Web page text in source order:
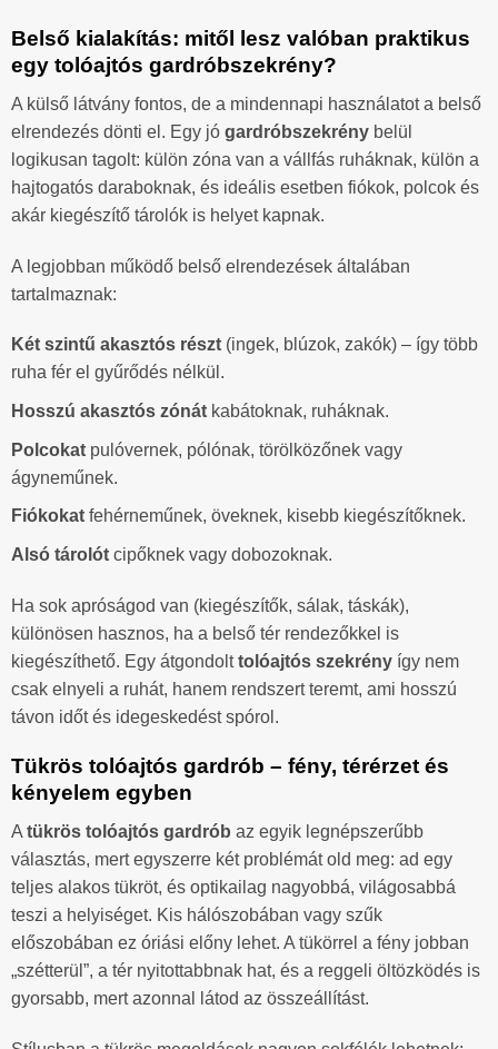
Belső kialakítás: mitől lesz valóban praktikus
egy tolóajtós gardróbszekrény?
A külső látvány fontos, de a mindennapi használatot a belső
elrendezés dönti el. Egy jó gardróbszekrény belül
logikusan tagolt: külön zóna van a vállfás ruháknak, külön a
hajtogatós daraboknak, és ideális esetben fiókok, polcok és
akár kiegészítő tárolók is helyet kapnak.
A legjobban működő belső elrendezések általában
tartalmaznak:
Két szintű akasztós részt (ingek, blúzok, zakók) – így több
ruha fér el gyűrődés nélkül.
Hosszú akasztós zónát kabátoknak, ruháknak.
Polcokat pulóvernek, pólónak, törölközőnek vagy
ágyneműnek.
Fiókokat fehérneműnek, öveknek, kisebb kiegészítőknek.
Alsó tárolót cipőknek vagy dobozoknak.
Ha sok apróságod van (kiegészítők, sálak, táskák),
különösen hasznos, ha a belső tér rendezőkkel is
kiegészíthető. Egy átgondolttolóajtós szekrény így nem
csak elnyeli a ruhát, hanem rendszert teremt, ami hosszú
távon időt és idegeskedést spórol.
Tükrös tolóajtós gardrób – fény, térérzet és
kényelem egyben
A tükrös tolóajtós gardrób az egyik legnépszerűbb
választás, mert egyszerre két problémát old meg: ad egy
teljes alakos tükröt, és optikailag nagyobbá, világosabbá
teszi a helyiséget. Kis hálószobában vagy szűk
előszobában ez óriási előny lehet. A tükörrel a fény jobban
„szétterül”, a tér nyitottabbnak hat, és a reggeli öltözködés is
gyorsabb, mert azonnal látod az összeállítást.